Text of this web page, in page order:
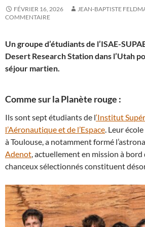
FÉVRIER 16, 2026 JEAN-BAPTISTE
COMMENTAIRE
Un groupe d’étudiants de l’ISAE-
Desert Research Station dans l’Utah
séjour martien.
Comme sur la Planète rouge :
Ils sont sept étudiants de l‘Institut
l’Aéronautique et de l’Espace. Leur
à Toulouse, a notamment formé
Adenot, actuellement en mission à bord
chanceux sélectionnés constituent